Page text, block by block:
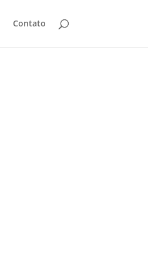
Contato